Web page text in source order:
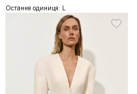
Остання одиниця: L